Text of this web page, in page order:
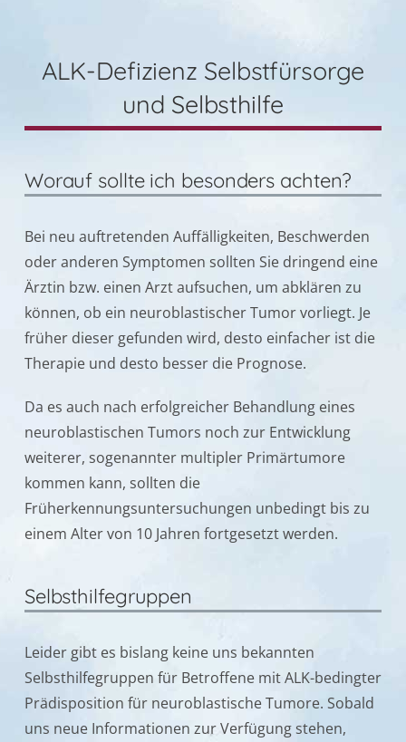
ALK-Defizienz Selbstfürsorge
und Selbsthilfe
Worauf sollte ich besonders achten?
Bei neu auftretenden Auffälligkeiten, Beschwerden
oder anderen Symptomen sollten Sie dringend eine
Ärztin bzw. einen Arzt aufsuchen, um abklären zu
können, ob ein neuroblastischer Tumor vorliegt. Je
früher dieser gefunden wird, desto einfacher ist die
Therapie und desto besser die Prognose.
Da es auch nach erfolgreicher Behandlung eines
neuroblastischen Tumors noch zur Entwicklung
weiterer, sogenannter multipler Primärtumore
kommen kann, sollten die
Früherkennungsuntersuchungen unbedingt bis zu
einem Alter von 10 Jahren fortgesetzt werden.
Selbsthilfegruppen
Leider gibt es bislang keine uns bekannten
Selbsthilfegruppen für Betroffene mit ALK-bedingter
Prädisposition für neuroblastische Tumore. Sobald
uns neue Informationen zur Verfügung stehen,